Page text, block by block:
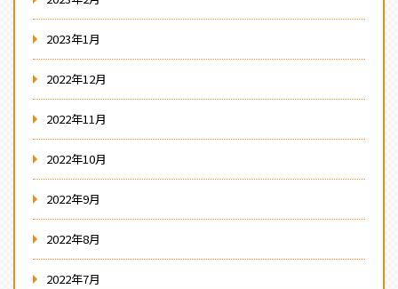
2023年1月
2022年12月
2022年11月
2022年10月
2022年9月
2022年8月
2022年7月